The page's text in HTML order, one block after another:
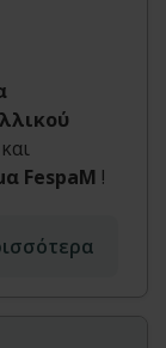
FespaM !